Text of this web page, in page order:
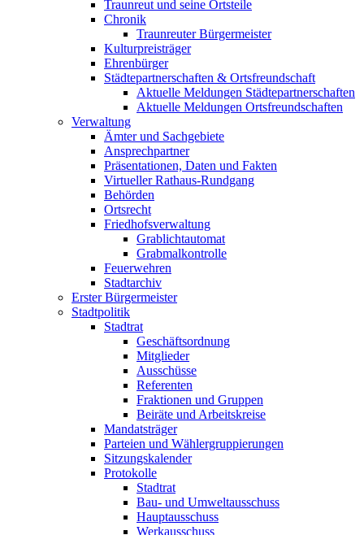
Traunreut und seine Ortsteile
Chronik
Traunreuter Bürgermeister
Kulturpreisträger
Ehrenbürger
Städtepartnerschaften & Ortsfreundschaft
Aktuelle Meldungen Städtepartnerschaften
Aktuelle Meldungen Ortsfreundschaften
Verwaltung
Ämter und Sachgebiete
Ansprechpartner
Präsentationen, Daten und Fakten
Virtueller Rathaus-Rundgang
Behörden
Ortsrecht
Friedhofsverwaltung
Grablichtautomat
Grabmalkontrolle
Feuerwehren
Stadtarchiv
Erster Bürgermeister
Stadtpolitik
Stadtrat
Geschäftsordnung
Mitglieder
Ausschüsse
Referenten
Fraktionen und Gruppen
Beiräte und Arbeitskreise
Mandatsträger
Parteien und Wählergruppierungen
Sitzungskalender
Protokolle
Stadtrat
Bau- und Umweltausschuss
Hauptausschuss
Werkausschuss